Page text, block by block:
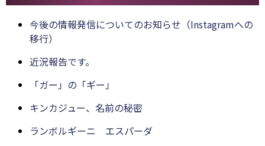
今後の情報発信についてのお知らせ（Instagramへの
移行）
近況報告です。
「ガー」の「ギー」
キンカジュー、名前の秘密
ランボルギーニ エスパーダ